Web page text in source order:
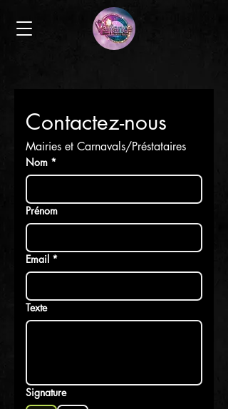
Contactez-nous
Mairies et Carnavals/Préstataires
Nom *
Prénom
Email *
Texte
Signature